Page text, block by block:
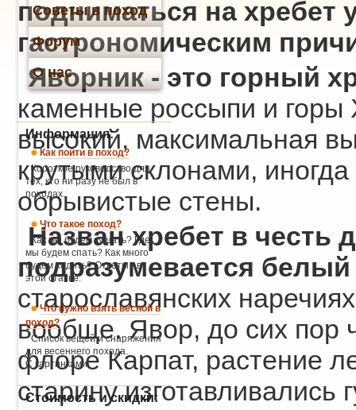
подниматься на
гастрономическим
Яворник - это горный
каменные россыпи и
высокий, максимальная
крутыми склонами,
обрывистые стены.
Назван хребет в честь
подразумевается белый
старославянских
вообще. Явор, до сих пор
флоре Карпат, растение
старину изготавливались
Советы в поход
Форум
О нас
Информация:
Как пойти в поход?
Короткое руководство для
тех, кто ни разу не был в
походах.
Что такое поход?
Как мы будем кушать? Где
мы будем спать? Как много
будем ходить? Ответы - в
этой статье.
Что нужно взять весной в
поход?
Список вещей и снаряжения
для весеннего похода.
С картинками.
Стоимость и скидки: